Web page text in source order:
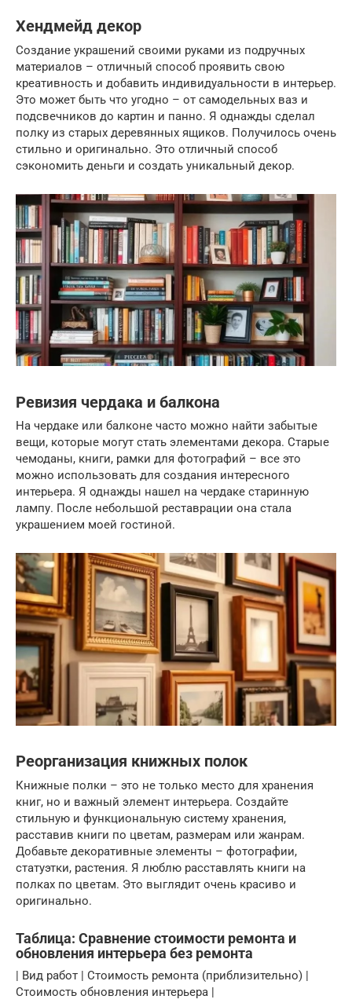
Хендмейд декор
Создание украшений своими руками из подручных
материалов – отличный способ проявить свою
креативность и добавить индивидуальности в интерьер.
Это может быть что угодно – от самодельных ваз и
подсвечников до картин и панно. Я однажды сделал
полку из старых деревянных ящиков. Получилось очень
стильно и оригинально. Это отличный способ
сэкономить деньги и создать уникальный декор.
Ревизия чердака и балкона
На чердаке или балконе часто можно найти забытые
вещи, которые могут стать элементами декора. Старые
чемоданы, книги, рамки для фотографий – все это
можно использовать для создания интересного
интерьера. Я однажды нашел на чердаке старинную
лампу. После небольшой реставрации она стала
украшением моей гостиной.
Реорганизация книжных полок
Книжные полки – это не только место для хранения
книг, но и важный элемент интерьера. Создайте
стильную и функциональную систему хранения,
расставив книги по цветам, размерам или жанрам.
Добавьте декоративные элементы – фотографии,
статуэтки, растения. Я люблю расставлять книги на
полках по цветам. Это выглядит очень красиво и
оригинально.
Таблица: Сравнение стоимости ремонта и
обновления интерьера без ремонта
| Вид работ | Стоимость ремонта (приблизительно) |
Стоимость обновления интерьера |